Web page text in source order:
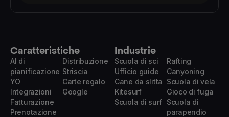
Caratteristiche
AI di
pianificazione
YO
Integrazioni
Fatturazione
Prenotazione
Distribuzione
Striscia
Carte regalo
Google
Industrie
Rafting
Canyoning
Scuola di vela
Gioco di fuga
Scuola di
parapendio
Scuola di sci
Ufficio guide
Cane da slitta
Kitesurf
Scuola di surf